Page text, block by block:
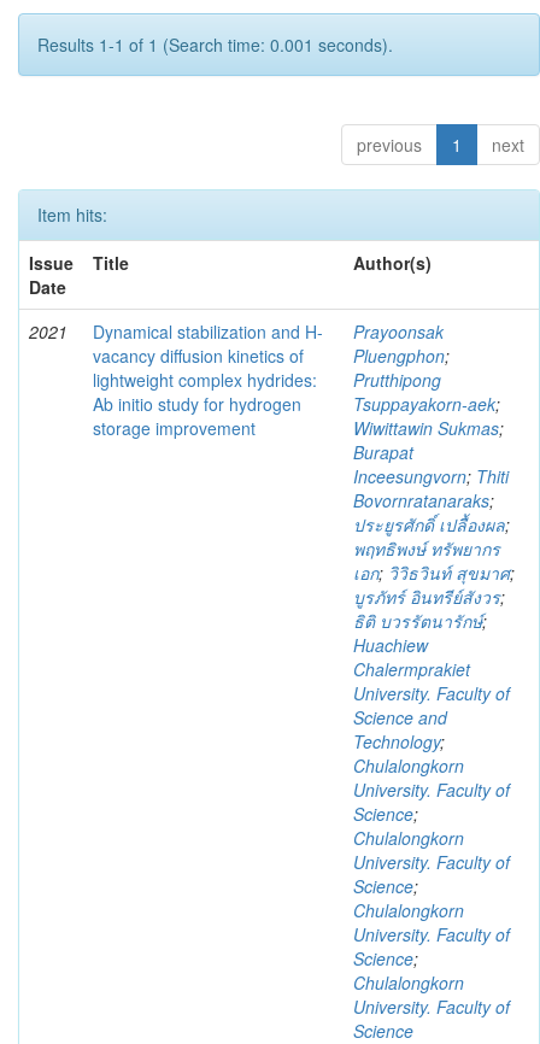
Results 1-1 of 1 (Search time: 0.001 seconds).
previous 1 next
Item hits:
Issue
Date
Title Author(s)
2021
Dynamical stabilization and H-
vacancy diffusion kinetics of
lightweight complex hydrides:
Ab initio study for hydrogen
storage improvement
Prayoonsak
Pluengphon;
Prutthipong
Tsuppayakorn-aek;
Wiwittawin Sukmas;
Burapat
Inceesungvorn; Thiti
Bovornratanaraks;
ประยูรศักดิ์ เปลื้องผล;
พฤทธิพงษ์ ทรัพยากร
เอก; วิวิธวินท์ สุขมาศ;
บูรภัทร์ อินทรีย์สังวร;
ธิติ บวรรัตนารักษ์;
Huachiew
Chalermprakiet
University. Faculty of
Science and
Technology;
Chulalongkorn
University. Faculty of
Science;
Chulalongkorn
University. Faculty of
Science;
Chulalongkorn
University. Faculty of
Science;
Chulalongkorn
University. Faculty of
Science